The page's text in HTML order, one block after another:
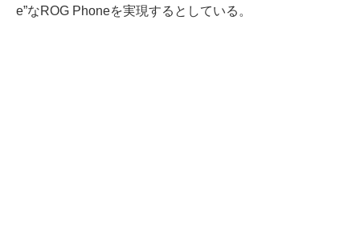
e”なROG Phoneを実現するとしている。